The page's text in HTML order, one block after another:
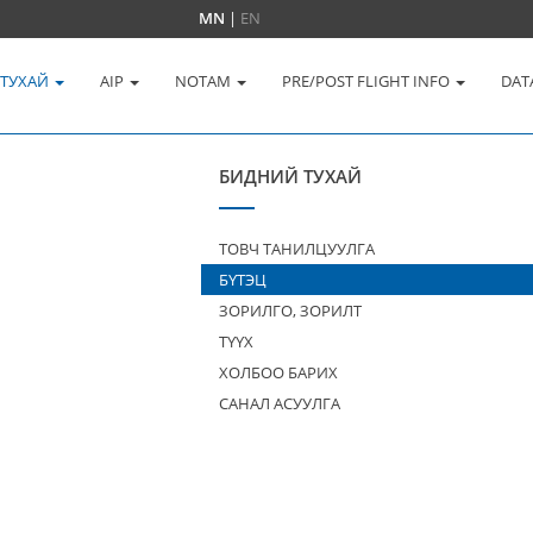
MN | EN
AIP NOTAM PRE/POST FLIGHT INFO
БИДНИЙ ТУХАЙ
ТОВЧ ТАНИЛЦУУЛГА
БҮТЭЦ
ЗОРИЛГО, ЗОРИЛТ
ТҮҮХ
ХОЛБОО БАРИХ
САНАЛ АСУУЛГА